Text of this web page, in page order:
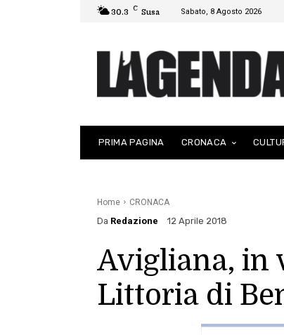
30.3 C Susa Sabato, 8 Agosto 2026
PRIMA PAGINA CRONACA
Home CRONACA
Da Redazione 12 Aprile 2018
Avigliana, in
Littoria di